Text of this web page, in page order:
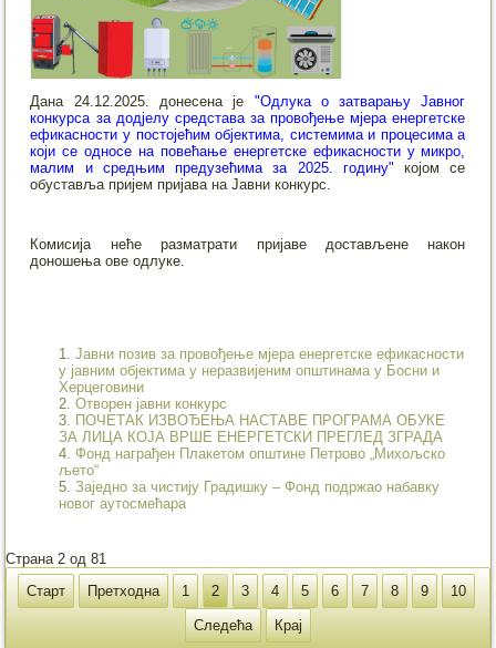
Дана 24.12.2025. донесена је "Одлука о затварању Јавног
конкурса за додјелу средстава за провођење мјера енергетске
ефикасности у постојећим објектима, системима и процесима а
који се односе на повећање енергетске ефикасности у микро,
малим и средњим предузећима за 2025. годину" којом се
обуставља пријем пријава на Јавни конкурс.
Комисија неће разматрати пријаве достављене након
доношења ове одлуке.
Јавни позив за провођење мјера енергетске ефикасности
у јавним објектима у неразвијеним општинама у Босни и
Херцеговини
Отворен јавни конкурс
ПОЧЕТАК ИЗВОЂЕЊА НАСТАВЕ ПРОГРАМА ОБУКЕ
ЗА ЛИЦА КОЈА ВРШЕ ЕНЕРГЕТСКИ ПРЕГЛЕД ЗГРАДА
Фонд награђен Плакетом општине Петрово „Михољско
љето“
Заједно за чистију Градишку – Фонд подржао набавку
новог аутосмећара
Страна 2 од 81
Старт
Претходна 1 2 3 4 5 6 7 8 9 10
Следећа Крај